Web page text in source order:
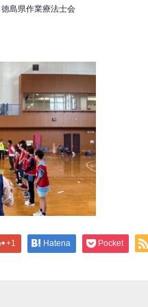
徳島県作業療法士会
+1 Hatena Pocket